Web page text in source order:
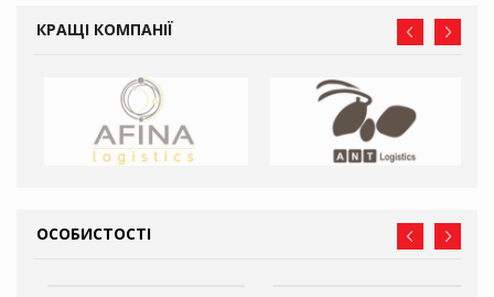
КРАЩІ КОМПАНІЇ
ОСОБИСТОСТІ